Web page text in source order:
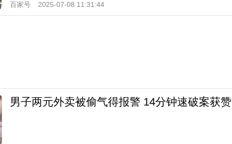
百家号 2025-07-08 11:31:44
男子两元外卖被偷气得报警 14分钟速破案获赞